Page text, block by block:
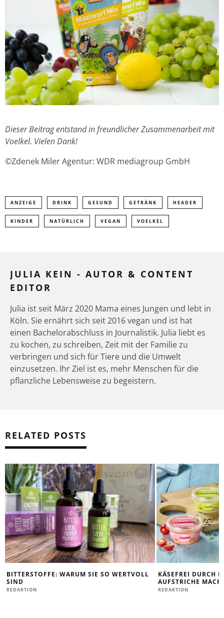
Dieser Beitrag entstand in freundlicher Zusammenarbeit mit
Voelkel. Vielen Dank!
©Zdenek Miler Agentur: WDR mediagroup GmbH
ANZEIGE DRINK GESUND GETRÄNK HEADER
KINDER NATÜRLICH VEGAN VOELKEL
JULIA KEIN - AUTOR & CONTENT
EDITOR
Julia ist seit März 2020 Mama eines Jungen und lebt in
Köln. Sie ernährt sich seit 2016 vegan und ist hat
einen Bachelorabschluss in Journalistik. Julia liebt es
zu kochen, zu schreiben, Zeit mit der Familie zu
verbringen und sich für Tiere und die Umwelt
einzusetzen. Ihr Ziel ist es, mehr Menschen für die
pflanzliche Lebensweise zu begeistern.
RELATED POSTS
BITTERSTOFFE: WARUM SIE SO WERTVOLL
SIND
REDAKTION
KÄSEFREI DURCH
AUFSTRICHE
REDAKTION